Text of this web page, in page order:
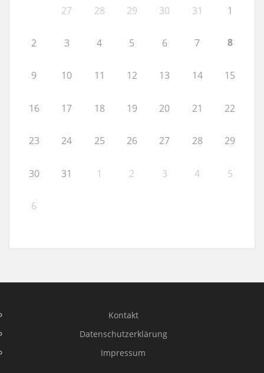
27 28 29 30 31 1
2 3 4 5 6 7 8
9 10 11 12 13 14 15
16 17 18 19 20 21 22
23 24 25 26 27 28 29
30 31 1 2 3 4 5
6
Kontakt
Datenschutzerklärung
Impressum